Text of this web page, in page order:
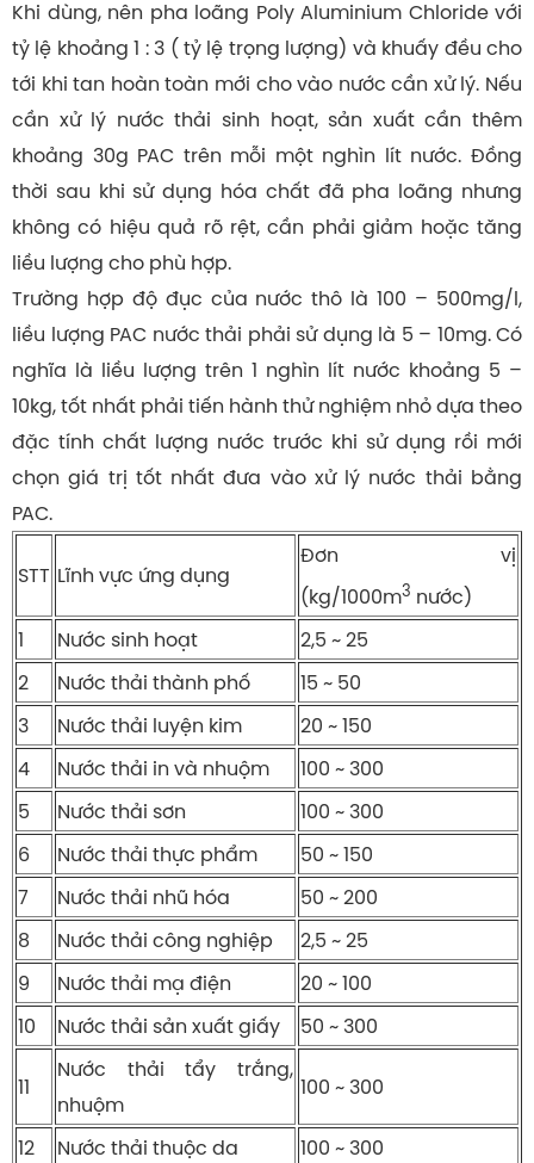
Khi dùng, nên pha loãng Poly Aluminium Chloride với
tỷ lệ khoảng 1 : 3 ( tỷ lệ trọng lượng) và khuấy đều cho
tới khi tan hoàn toàn mới cho vào nước cần xử lý. Nếu
cần xử lý nước thải sinh hoạt, sản xuất cần thêm
khoảng 30g PAC trên mỗi một nghìn lít nước. Đồng
thời sau khi sử dụng hóa chất đã pha loãng nhưng
không có hiệu quả rõ rệt, cần phải giảm hoặc tăng
liều lượng cho phù hợp.
Trường hợp độ đục của nước thô là 100 – 500mg/l,
liều lượng PAC nước thải phải sử dụng là 5 – 10mg. Có
nghĩa là liều lượng trên 1 nghìn lít nước khoảng 5 –
10kg, tốt nhất phải tiến hành thử nghiệm nhỏ dựa theo
đặc tính chất lượng nước trước khi sử dụng rồi mới
chọn giá trị tốt nhất đưa vào xử lý nước thải bằng
PAC.
STT Lĩnh vực ứng dụng
Đơn vị
(kg/1000m3 nước)
1
Nước sinh hoạt
2,5 ~ 25
2
Nước thải thành phố
15 ~ 50
3
Nước thải luyện kim
20 ~ 150
4
Nước thải in và nhuộm
100 ~ 300
5
Nước thải sơn
100 ~ 300
6
Nước thải thực phẩm
50 ~ 150
7
Nước thải nhũ hóa
50 ~ 200
8
Nước thải công nghiệp
2,5 ~ 25
9
Nước thải mạ điện
20 ~ 100
10
Nước thải sản xuất giấy 50 ~ 300
11
Nước thải tẩy trắng,
nhuộm
100 ~ 300
12 Nước thải thuộc da
100 ~ 300